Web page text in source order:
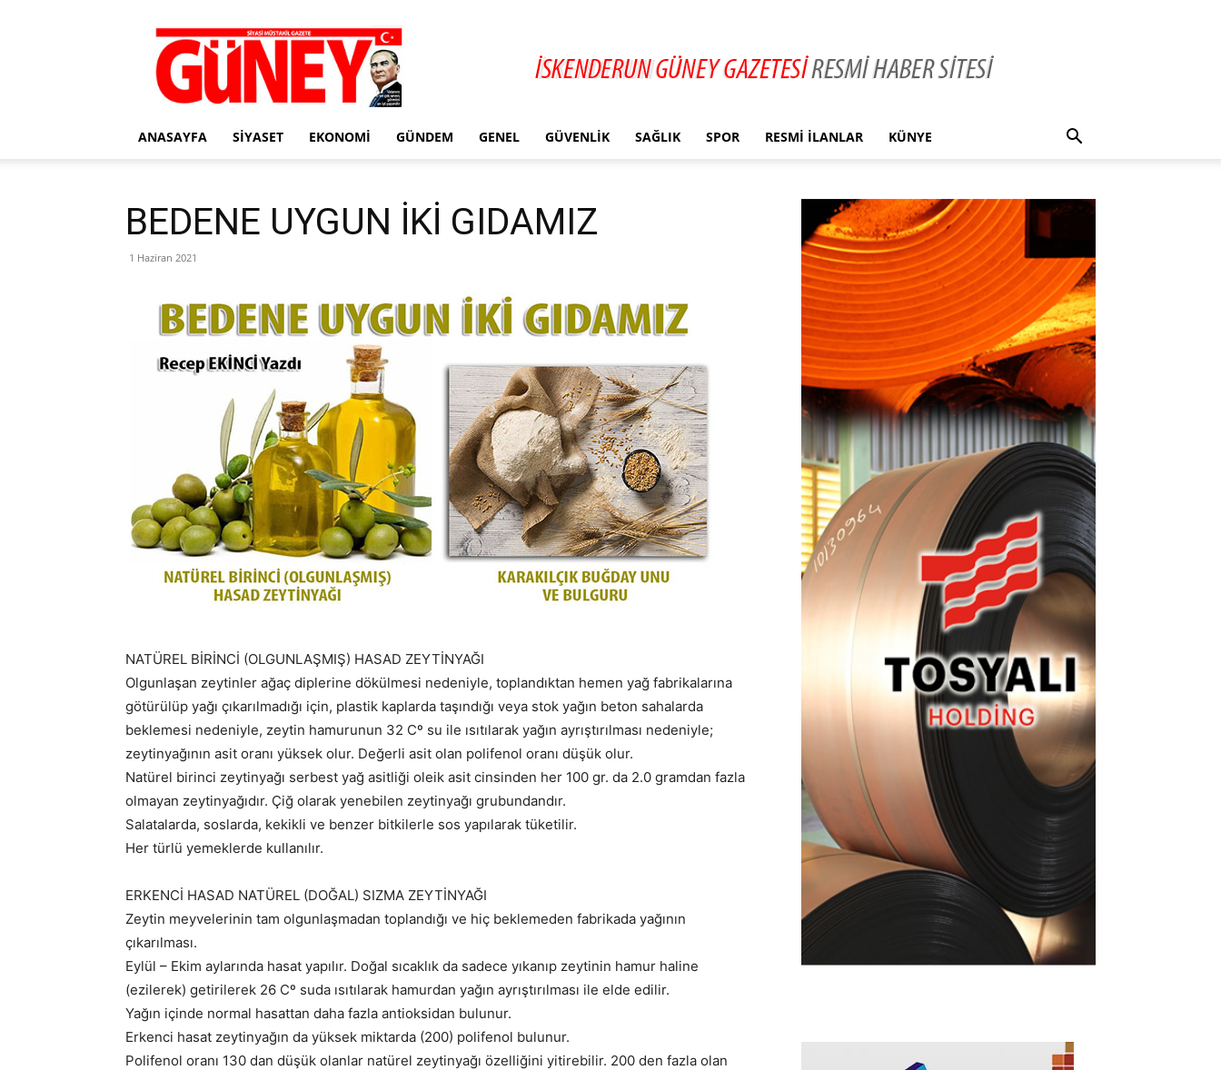
Gazete
Güney
ANASAYFA SIYASET EKONOMI GÜNDEM GENEL GÜVENLIK SAĞLIK SPOR RESMI İLANLAR KÜNYE
BEDENE UYGUN İKİ GIDAMIZ
1 Haziran 2021
NATÜREL BİRİNCİ (OLGUNLAŞMIŞ) HASAD ZEYTİNYAĞI
Olgunlaşan zeytinler ağaç diplerine dökülmesi nedeniyle, toplandıktan hemen yağ fabrikalarına
götürülüp yağı çıkarılmadığı için, plastik kaplarda taşındığı veya stok yağın beton sahalarda
beklemesi nedeniyle, zeytin hamurunun 32 Cº su ile ısıtılarak yağın ayrıştırılması nedeniyle;
zeytinyağının asit oranı yüksek olur. Değerli asit olan polifenol oranı düşük olur.
Natürel birinci zeytinyağı serbest yağ asitliği oleik asit cinsinden her 100 gr. da 2.0 gramdan fazla
olmayan zeytinyağıdır. Çiğ olarak yenebilen zeytinyağı grubundandır.
Salatalarda, soslarda, kekikli ve benzer bitkilerle sos yapılarak tüketilir.
Her türlü yemeklerde kullanılır.
ERKENCİ HASAD NATÜREL (DOĞAL) SIZMA ZEYTİNYAĞI
Zeytin meyvelerinin tam olgunlaşmadan toplandığı ve hiç beklemeden fabrikada yağının
çıkarılması.
Eylül – Ekim aylarında hasat yapılır. Doğal sıcaklık da sadece yıkanıp zeytinin hamur haline
(ezilerek) getirilerek 26 Cº suda ısıtılarak hamurdan yağın ayrıştırılması ile elde edilir.
Yağın içinde normal hasattan daha fazla antioksidan bulunur.
Erkenci hasat zeytinyağın da yüksek miktarda (200) polifenol bulunur.
Polifenol oranı 130 dan düşük olanlar natürel zeytinyağı özelliğini yitirebilir. 200 den fazla olan